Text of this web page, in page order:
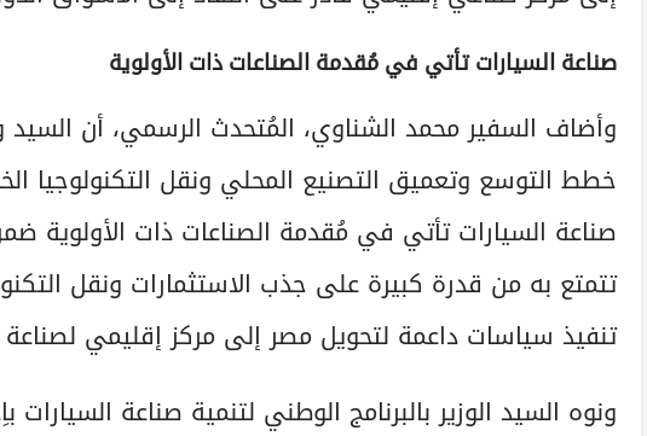
صناعة السيارات تأتي في مُقدمة الصناعات ذات الأولوية
وأضاف السفير محمد الشناوي، المُتحدث الرسمي، أن السيد
خطط التوسع وتعميق التصنيع المحلي ونقل التكنولوجيا
صناعة السيارات تأتي في مُقدمة الصناعات ذات الأولوية ضمن
تتمتع به من قدرة كبيرة على جذب الاستثمارات ونقل
تنفيذ سياسات داعمة لتحويل مصر إلى مركز إقليمي لصناعة
ونوه السيد الوزير بالبرنامج الوطني لتنمية صناعة